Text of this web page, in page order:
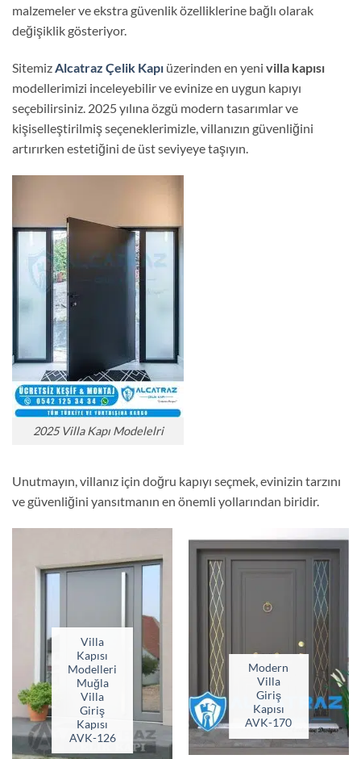
malzemeler ve ekstra güvenlik özelliklerine bağlı olarak
değişiklik gösteriyor.
Sitemiz Alcatraz Çelik Kapı üzerinden en yeni villa kapısı
modellerimizi inceleyebilir ve evinize en uygun kapıyı
seçebilirsiniz. 2025 yılına özgü modern tasarımlar ve
kişiselleştirilmiş seçeneklerimizle, villanızın güvenliğini
artırırken estetiğini de üst seviyeye taşıyın.
2025 Villa Kapı Modelelri
Unutmayın, villanız için doğru kapıyı seçmek, evinizin tarzını
ve güvenliğini yansıtmanın en önemli yollarından biridir.
Villa
Kapısı
Modelleri
Muğla
Villa
Giriş
Kapısı
AVK-126
Modern
Villa
Giriş
Kapısı
AVK-170